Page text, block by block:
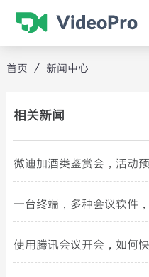
首页 / 新闻中心
相关新闻
微迪加酒类鉴赏会，活动
一台终端，多种会议软件
使用腾讯会议开会，如何